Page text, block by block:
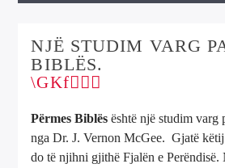
NJË STUDIM VARG
BIBLËS.
Përmes Biblës është një studim varg
nga Dr. J. Vernon McGee. Gjatë
do të njihni gjithë Fjalën e